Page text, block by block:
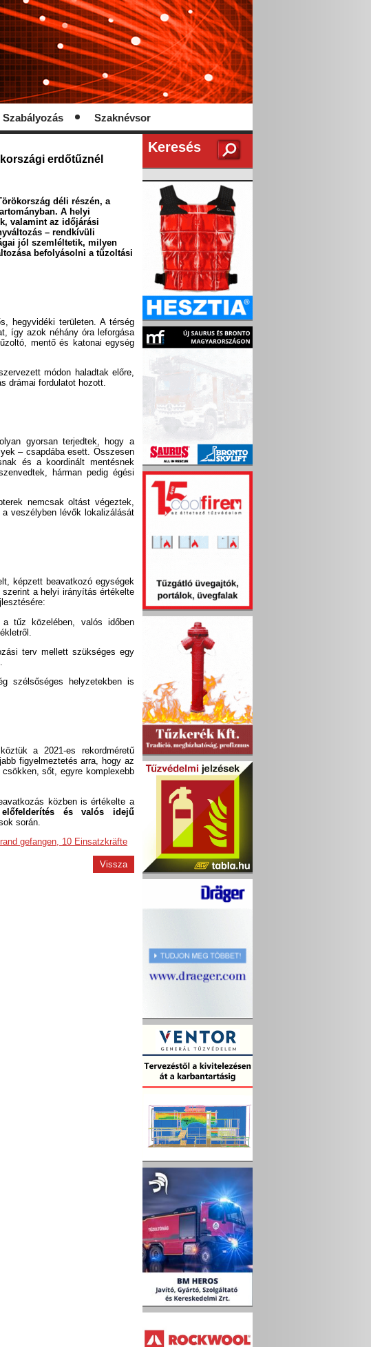
Szabályozás Szaknévsor
erdőtűznél
déli részén, a
A helyi
valamint az időjárási
– rendkívüli
jól szemléltetik, milyen
befolyásolni a tűzoltási
hegyvidéki területen. A térség
így azok néhány óra leforgása
mentő és katonai egység
módon haladtak előre,
drámai fordulatot hozott.
gyorsan terjedtek, hogy a
– csapdába esett. Összesen
és a koordinált mentésnek
hárman pedig égési
nemcsak oltást végeztek,
veszélyben lévők lokalizálását
képzett beavatkozó egységek
a helyi irányítás értékelte
a tűz közelében, valós időben
terv mellett szükséges egy
szélsőséges helyzetekben is
a 2021-es rekordméretű
figyelmeztetés arra, hogy az
sőt, egyre komplexebb
közben is értékelte a
és valós idejű
során.
gefangen, 10 Einsatzkräfte
Vissza
Keresés